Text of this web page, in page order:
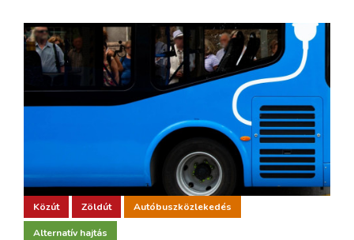
Közút Zöldút Autóbuszközlekedés
Alternatív hajtás